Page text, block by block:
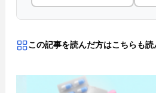
この記事を読んだ方はこちらも